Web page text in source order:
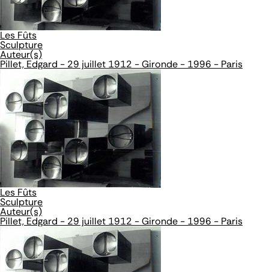
Les Fûts
Sculpture
Auteur(s)
Pillet, Edgard - 29 juillet 1912 - Gironde - 1996 - Paris
Les Fûts
Sculpture
Auteur(s)
Pillet, Edgard - 29 juillet 1912 - Gironde - 1996 - Paris